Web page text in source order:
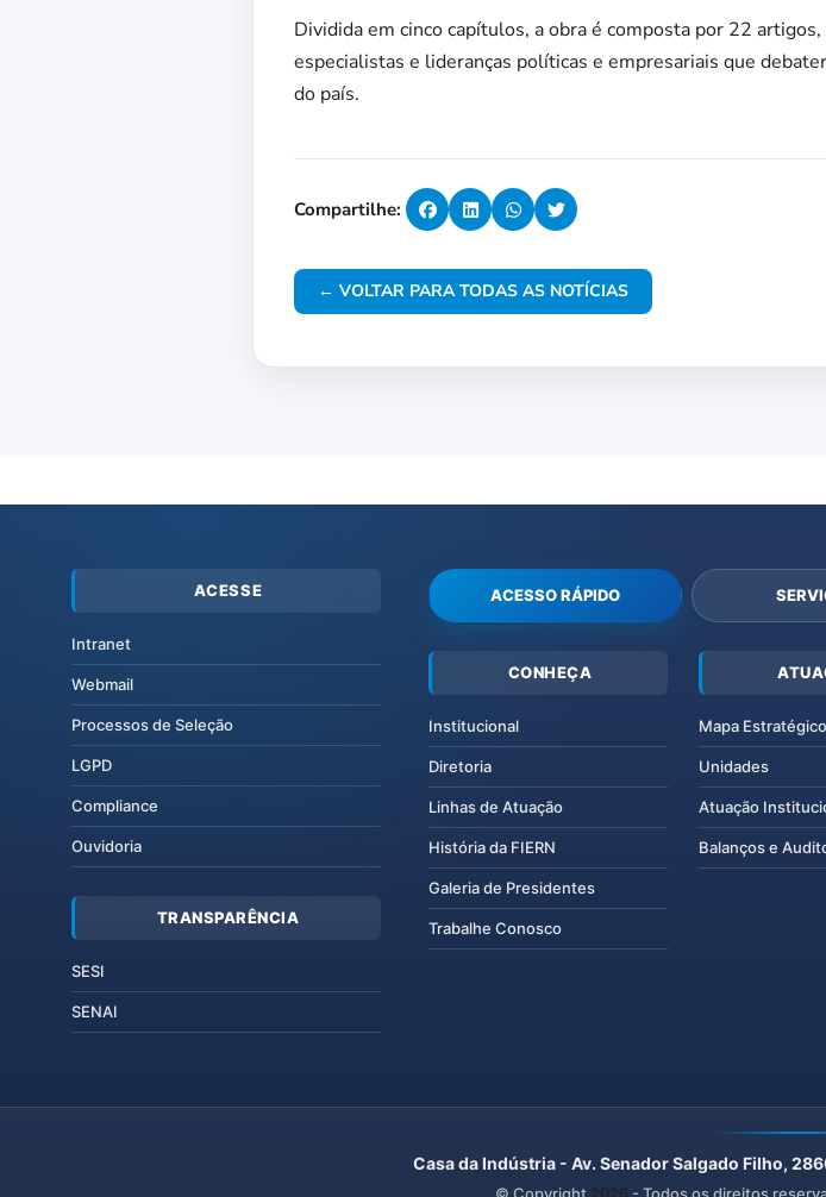
Dividida em cinco capítulos, a obra é composta por 22
especialistas e lideranças políticas e empresariais que
do país.
Compartilhe:
← VOLTAR PARA TODAS AS NOTÍCIAS
ACESSE
Intranet
Webmail
Processos de Seleção
LGPD
Compliance
Ouvidoria
TRANSPARÊNCIA
SESI
SENAI
ACESSO RÁPIDO
CONHEÇA
Institucional
Diretoria
Linhas de Atuação
História da FIERN
Galeria de Presidentes
Trabalhe Conosco
Mapa Estratégico
Unidades
Atuação
Balanços e
Casa da Indústria - Av. Senador Salgado Filho,